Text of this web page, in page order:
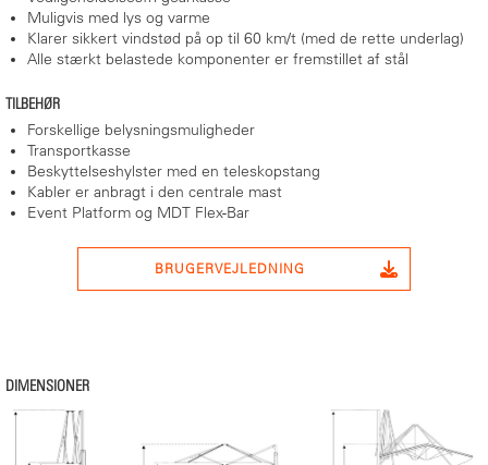
Muligvis med lys og varme
Klarer sikkert vindstød på op til 60 km/t (med de rette underlag)
Alle stærkt belastede komponenter er fremstillet af stål
TILBEHØR
Forskellige belysningsmuligheder
Transportkasse
Beskyttelseshylster med en teleskopstang
Kabler er anbragt i den centrale mast
Event Platform og MDT Flex-Bar
BRUGERVEJLEDNING
DIMENSIONER